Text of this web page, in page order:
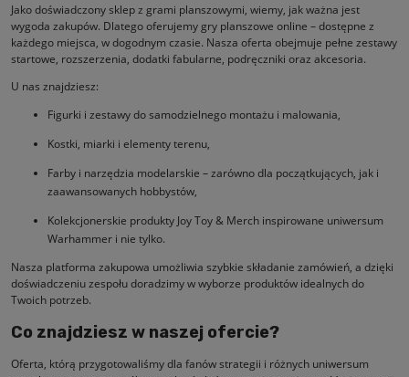
Jako doświadczony sklep z grami planszowymi, wiemy, jak ważna jest
wygoda zakupów. Dlatego oferujemy gry planszowe online – dostępne z
każdego miejsca, w dogodnym czasie. Nasza oferta obejmuje pełne zestawy
startowe, rozszerzenia, dodatki fabularne, podręczniki oraz akcesoria.
U nas znajdziesz:
Figurki i zestawy do samodzielnego montażu i malowania,
Kostki, miarki i elementy terenu,
Farby i narzędzia modelarskie – zarówno dla początkujących, jak i
zaawansowanych hobbystów,
Kolekcjonerskie produkty Joy Toy & Merch inspirowane uniwersum
Warhammer i nie tylko.
Nasza platforma zakupowa umożliwia szybkie składanie zamówień, a dzięki
doświadczeniu zespołu doradzimy w wyborze produktów idealnych do
Twoich potrzeb.
Co znajdziesz w naszej ofercie?
Oferta, którą przygotowaliśmy dla fanów strategii i różnych uniwersum